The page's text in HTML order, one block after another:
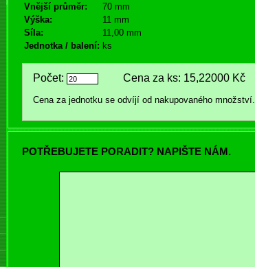
Vnější průměr:
70 mm
Výška:
11 mm
Síla:
11,00 mm
Jednotka / balení: ks
Počet: Cena za ks: 15,22000 Kč
Cena za jednotku se odvíjí od nakupovaného množství.
POTŘEBUJETE PORADIT? NAPIŠTE NÁM.